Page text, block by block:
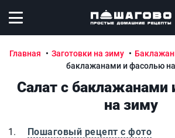
Открыть меню
Главная Заготовки на зиму
баклажанами и фасолью
Салат с баклажанами
на зиму
Пошаговый рецепт с фото